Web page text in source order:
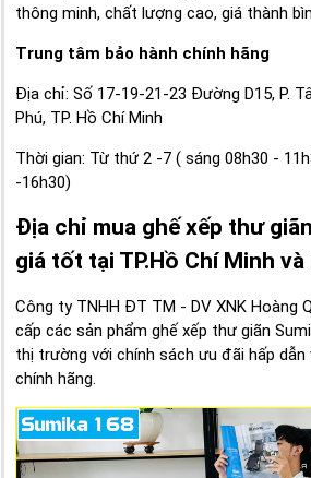
thông minh, chất lượng cao, giá thành
Trung tâm bảo hành chính hãng
Địa chỉ: Số 17-19-21-23 Đường D15, P.
Phú, TP. Hồ Chí Minh
Thời gian: Từ thứ 2 -7 ( sáng 08h30 -
-16h30)
Địa chỉ mua ghế xếp thư
giá tốt tại TP.Hồ Chí Minh và
Công ty TNHH ĐT TM - DV XNK Hoàng
cấp các sản phẩm ghế xếp thư giãn
thị trường với chính sách ưu đãi hấp
chính hãng.